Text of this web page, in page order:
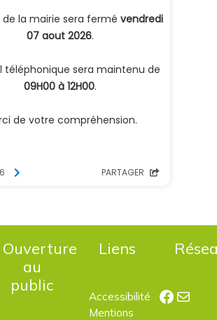
Ouverture
au
public
Liens
Accessibilité
Mentions
E-mail